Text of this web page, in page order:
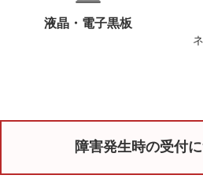
液晶・電子黒板
障害発生時の受付